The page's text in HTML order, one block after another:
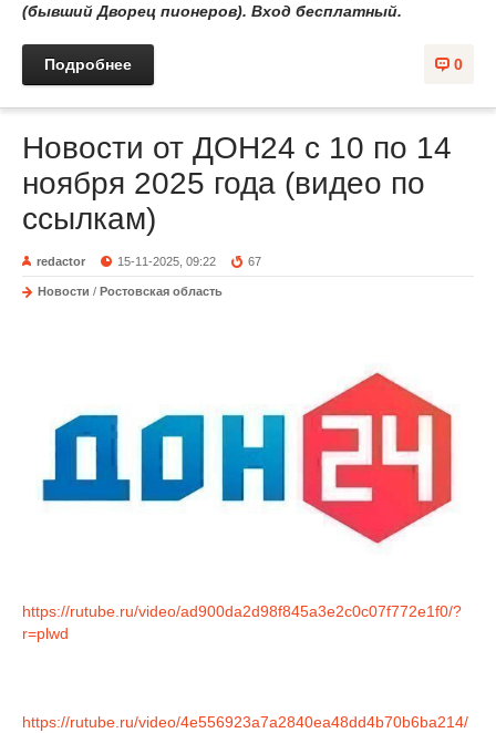
(бывший Дворец пионеров). Вход бесплатный.
0
Подробнее
Новости от ДОН24 с 10 по 14
ноября 2025 года (видео по
ссылкам)
redactor 15-11-2025, 09:22 67
Новости / Ростовская область
https://rutube.ru/video/ad900da2d98f845a3e2c0c07f772e1f0/?
r=plwd
https://rutube.ru/video/4e556923a7a2840ea48dd4b70b6ba214/